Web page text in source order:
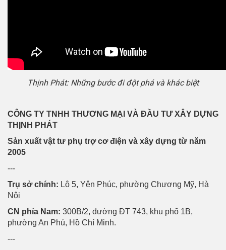
Thịnh Phát: Những bước đi đột phá và khác biệt
CÔNG TY TNHH THƯƠNG MẠI VÀ ĐẦU TƯ XÂY DỰNG
THỊNH PHÁT
Sản xuất vật tư phụ trợ cơ điện và xây dựng từ năm
2005
---
Trụ sở chính: Lô 5, Yên Phúc, phường Chương Mỹ, Hà
Nội
CN phía Nam: 300B/2, đường ĐT 743, khu phố 1B,
phường An Phú, Hồ Chí Minh.
---